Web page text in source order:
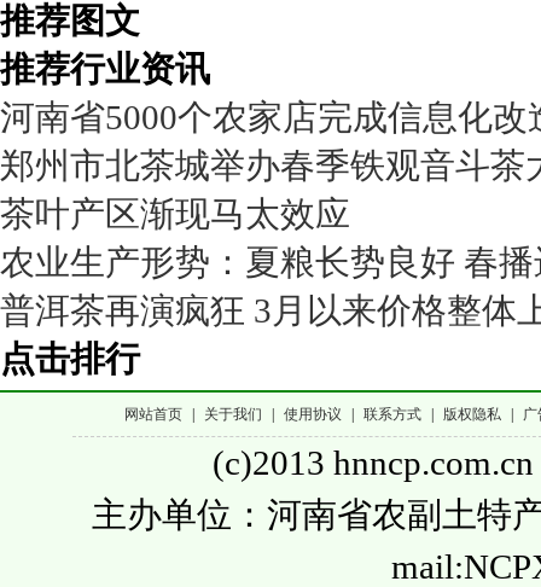
推荐图文
推荐行业资讯
河南省5000个农家店完成信息化改
郑州市北茶城举办春季铁观音斗茶
茶叶产区渐现马太效应
农业生产形势：夏粮长势良好 春
普洱茶再演疯狂 3月以来价格整体
点击排行
网站首页 关于我们 使用协议 联系方式 版权隐私 广
(c)2013
主办单位：河南省农副土特